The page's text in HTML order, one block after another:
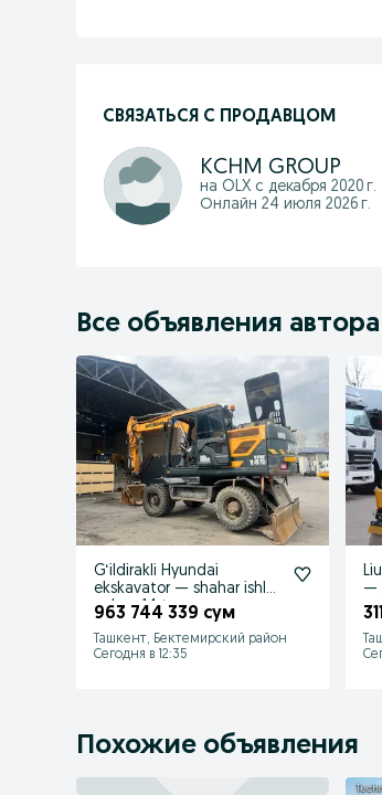
СВЯЗАТЬСЯ С ПРОДАВЦОМ
KCHM GROUP
на OLX с декабря 2020 г.
Онлайн 24 июля 2026 г.
Все объявления автора
G‘ildirakli Hyundai
ekskavator — shahar ishlari
uchun 14 t
963 744 339 сум
Ташкент, Бектемирский район
Сегодня в 12:35
—
Похожие объявления